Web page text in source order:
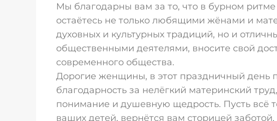
Мы благодарны вам за то, что в бурном
остаётесь не только любящими жёнами и
духовных и культурных традиций, но и
общественными деятелями, вносите свой
современного общества.
Дорогие женщины, в этот праздничный день
благодарность за нелёгкий материнский
понимание и душевную щедрость. Пусть всё
ваших детей, вернётся вам сторицей